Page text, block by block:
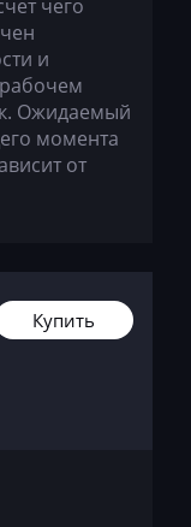
чего
и
Ожидаемый
момента
от
Купить